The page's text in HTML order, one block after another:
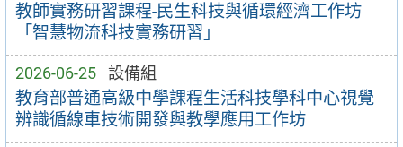
教師實務研習課程-民生科技與循環經濟工作坊
「智慧物流科技實務研習」
2026-06-25 設備組
教育部普通高級中學課程生活科技學科中心視覺
辨識循線車技術開發與教學應用工作坊